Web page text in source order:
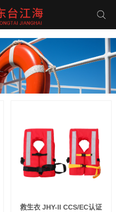
救生衣 JHY-II CCS/EC认证